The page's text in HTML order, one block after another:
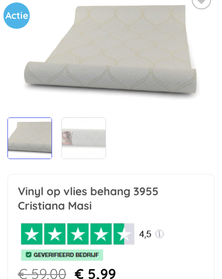
Actie
aan
verlanglijst
Vinyl op vlies behang 3955
Cristiana Masi
€59,00 Oorspronkelijke
€5,99Huidige